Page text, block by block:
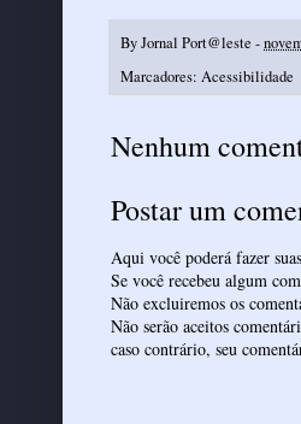
ByJornal Port@leste -
Marcadores: Acessibilidade
Nenhum
Postar um
Aqui você poderá fazer
Se você recebeu algum
Não excluiremos os
Não serão aceitos
caso contrário, seu